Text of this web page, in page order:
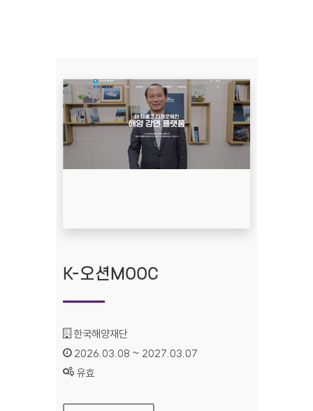
K-오션MOOC
기관명 :
한국해양재단
인증기간 :
2026.03.08 ~ 2027.03.07
상태 :
유효